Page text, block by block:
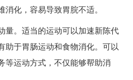
化，容易导致胃脘不适。
量。适当的运动可以加速新陈代
助于胃肠运动和食物消化。可以
等运动方式，不仅能够帮助消